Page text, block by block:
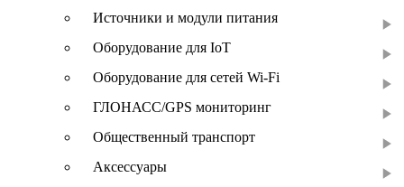
Источники и модули питания
Оборудование для IoT
Оборудование для сетей Wi-Fi
ГЛОНАСС/GPS мониторинг
Общественный транспорт
Аксессуары